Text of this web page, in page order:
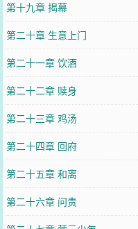
第十九章 揭幕
第二十章 生意上门
第二十一章 饮酒
第二十二章 赎身
第二十三章 鸡汤
第二十四章 回府
第二十五章 和离
第二十六章 问责